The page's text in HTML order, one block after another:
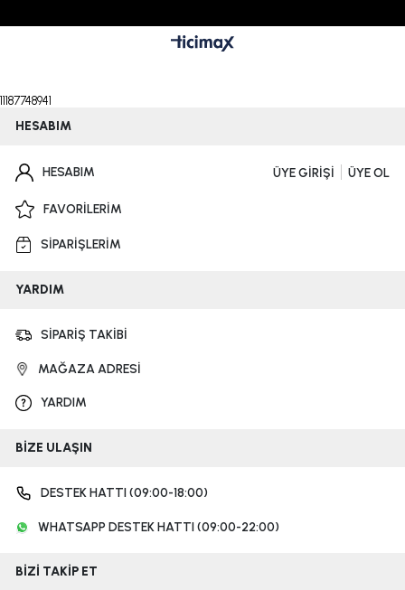
11187748941
HESABIM
HESABIM ÜYE GİRİŞİ ÜYE OL
FAVORİLERİM
SİPARİŞLERİM
YARDIM
SİPARİŞ TAKİBİ
MAĞAZA ADRESİ
YARDIM
BİZE ULAŞIN
DESTEK HATTI (09:00-18:00)
WHATSAPP DESTEK HATTI (09:00-22:00)
BİZİ TAKİP ET